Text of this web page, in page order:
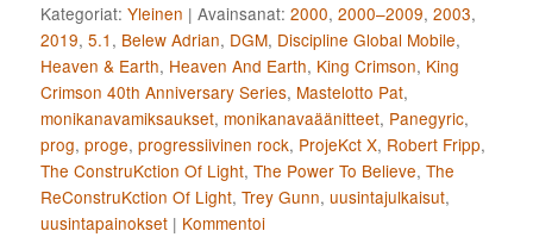
Kategoriat: Yleinen |Avainsanat: 2000,2000–2009,2003,
2019,5.1 , Belew Adrian, DGM, Discipline Global Mobile,
Heaven & Earth, Heaven And Earth, King Crimson, King
Crimson 40th Anniversary Series, Mastelotto Pat,
monikanavamiksaukset, monikanavaäänitteet, Panegyric,
prog,proge,progressiivinen rock, ProjeKct X, Robert Fripp,
The ConstruKction Of Light,The Power To Believe,The
ReConstruKction Of Light,Trey Gunn,uusintajulkaisut,
uusintapainokset | Kommentoi